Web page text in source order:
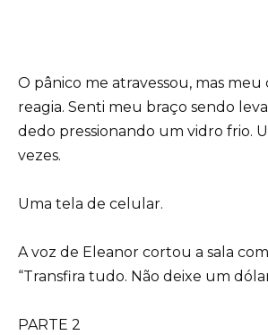
O pânico me atravessou, mas meu
reagia. Senti meu braço sendo
dedo pressionando um vidro frio.
vezes.
Uma tela de celular.
A voz de Eleanor cortou a sala
“Transfira tudo. Não deixe um
PARTE 2